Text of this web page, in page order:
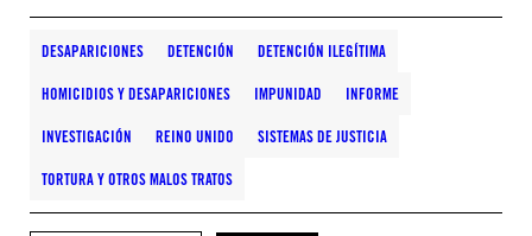
DESAPARICIONES DETENCIÓN DETENCIÓN ILEGÍTIMA
HOMICIDIOS Y DESAPARICIONES IMPUNIDAD INFORME
INVESTIGACIÓN REINO UNIDO SISTEMAS DE JUSTICIA
TORTURA Y OTROS MALOS TRATOS